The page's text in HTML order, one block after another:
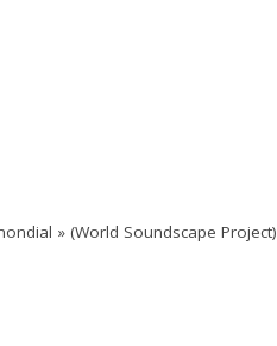
» (World Soundscape Project)